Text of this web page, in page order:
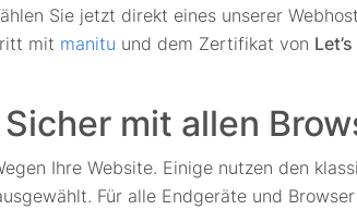
Sie jetzt direkt eines unserer
mit manitu und dem Zertifikat von
mit allen
Ihre Website. Einige nutzen den
Für alle Endgeräte und